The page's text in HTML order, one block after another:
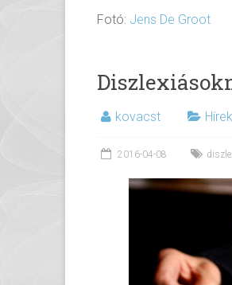
Fotó: Jens De Groot
kovacst
2016-04-08